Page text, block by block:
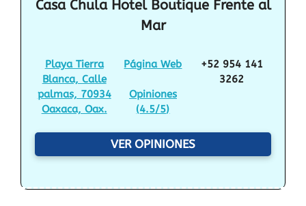
Casa Chula Hotel Boutique Frente al
Mar
Playa Tierra
Blanca, Calle
palmas, 70934
Oaxaca, Oax.
Página Web
Opiniones
(4.5/5)
+52 954 141
3262
VER OPINIONES